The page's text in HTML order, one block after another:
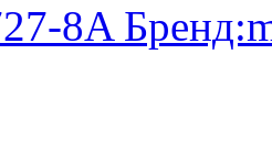
8A Бренд: